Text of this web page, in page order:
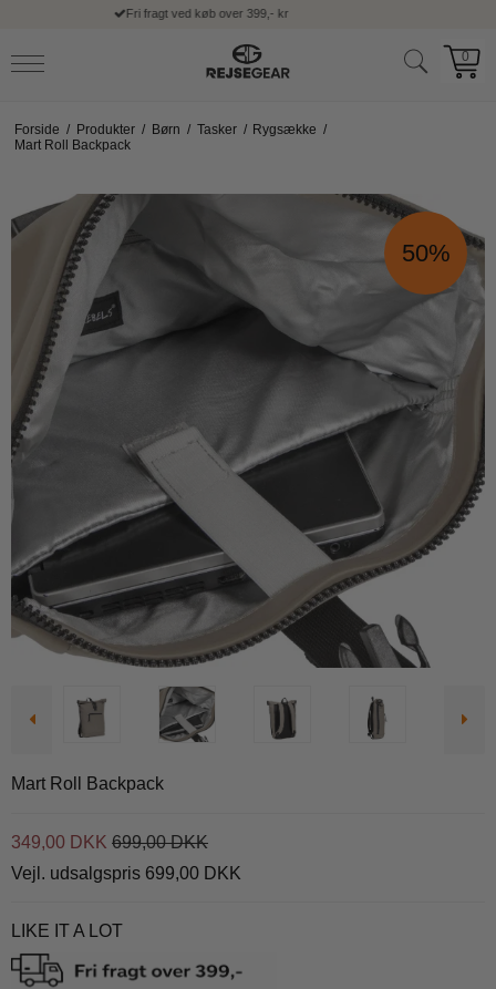
30 dages fri fortrydelsesret
0
Forside / Produkter / Børn / Tasker / Rygsække /
Mart Roll Backpack
50%
Mart Roll Backpack
349,00 DKK 699,00 DKK
Vejl. udsalgspris 699,00 DKK
LIKE IT A LOT